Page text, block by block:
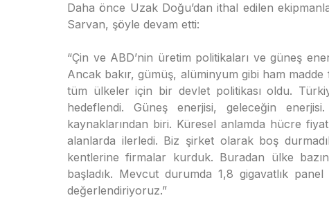
Daha önce Uzak Doğu’dan ithal edilen
Sarvan, şöyle devam etti:
“Çin ve ABD’nin üretim politikaları ve güneş
Ancak bakır, gümüş, alüminyum gibi ham madde
tüm ülkeler için bir devlet politikası oldu.
hedeflendi. Güneş enerjisi, geleceğin
kaynaklarından biri. Küresel anlamda hücre
alanlarda ilerledi. Biz şirket olarak boş
kentlerine firmalar kurduk. Buradan ülke
başladık. Mevcut durumda 1,8 gigavatlık
değerlendiriyoruz.”